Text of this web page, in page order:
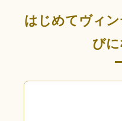
はじめてヴィ
び